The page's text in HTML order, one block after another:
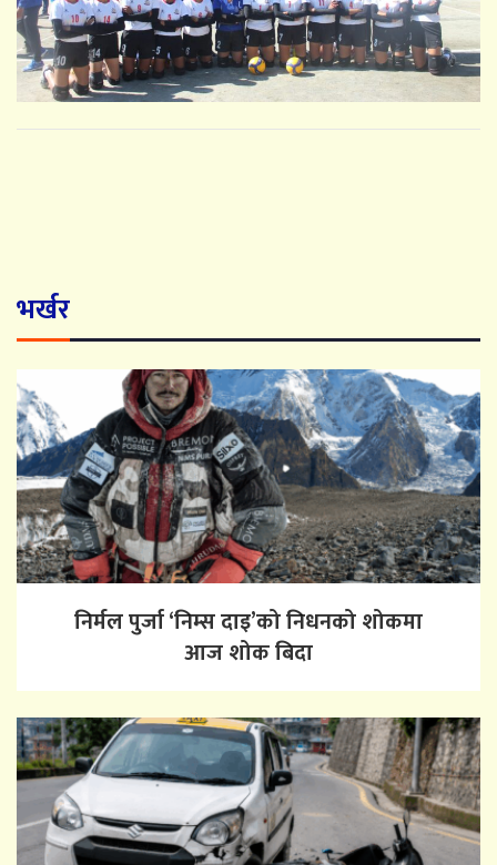
भर्खर
निर्मल पुर्जा ‘निम्स दाइ’को निधनको शोकमा
आज शोक बिदा